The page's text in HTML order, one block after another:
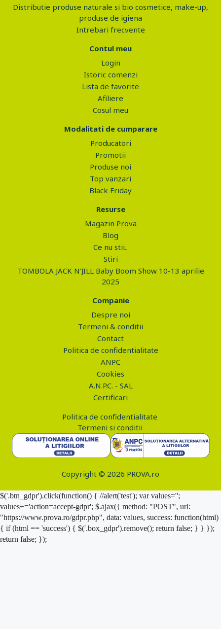
Distributie produse naturale si bio cosmetice, make-up,
produse de igiena
Intrebari frecvente
Contul meu
Login
Istoric comenzi
Lista de favorite
Afiliere
Cosul meu
Modalitati de cumparare
Producatori
Promotii
Produse noi
Top vanzari
Black Friday
Resurse
Magazin Prova
Blog
Ce nu stii..
Stiri
TOMBOLA JACK N'JILL Baby Boom Show 10-13 aprilie
2025
Companie
Despre noi
Termeni & conditii
Contact
Politica de confidentialitate
ANPC
Cookies
A.N.P.C. - SAL
Certificari
Politica de confidentialitate
Termeni si conditii
Copyright © 2026 PROVA.ro
$('.btn_gdpr').click(function() { //alert('test'); var values='';
values+='action=accept-gdpr'; $.ajax({ method: "POST", url:
"https://www.prova.ro/gdpr.php", data: values, success: function(html)
{ if (html == 'success') { $('.box_gdpr').remove(); return false; } } });
return false; });